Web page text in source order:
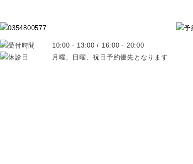
10:00 - 13:00 / 16:00 - 20:00
月曜、日曜、祝日予約優先となります